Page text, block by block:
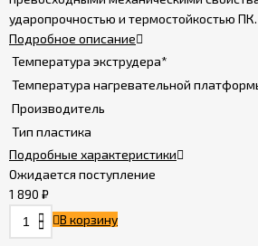
ударопрочностью и термостойкостью ПК.
Подробное описание
Температура экструдера*
Температура нагревательной
Производитель
Тип пластика
Подробные характеристики
Ожидается поступление
1 890 ₽
В корзину